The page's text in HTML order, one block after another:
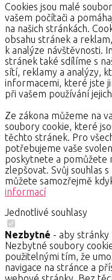
Cookies jsou malé
vašem počítači a
na našich stránkách.
obsahu stránek a
k analýze návštěvnosti.
stránek také sdílíme s
sítí, reklamy a analýzy,
informacemi, které jste
při vašem používání
Ze zákona můžeme na
soubory cookie, které
těchto stránek. Pro
potřebujeme vaše
poskytnete a pomůžete
zlepšovat. Svůj souhlas
můžete samozřejmě
informací
Jednotlivé souhlasy
Nezbytné - aby stránky
Nezbytné soubory
použitelnými tím, že
navigace na stránce a